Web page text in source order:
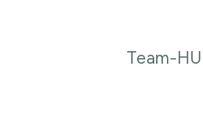
Team-